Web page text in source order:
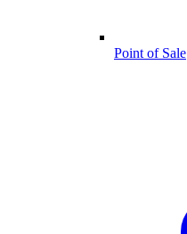
Point of Sale